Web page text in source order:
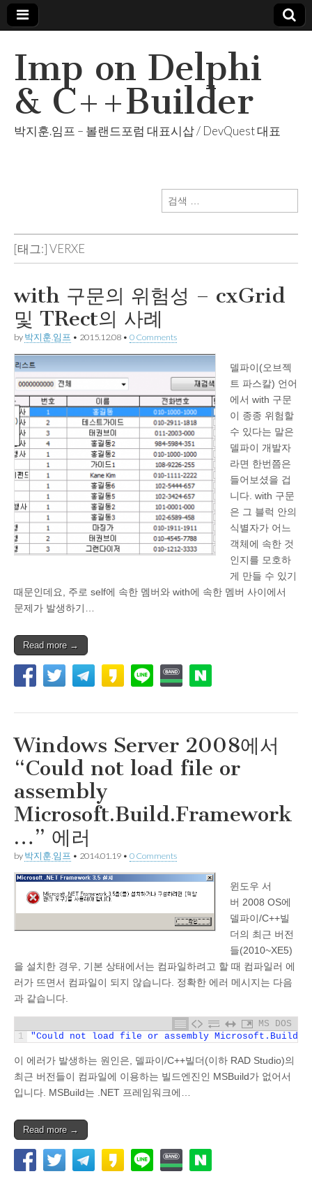
Imp on Delphi
& C++Builder
박지훈.임프 – 볼랜드포럼 대표시삽 / DevQuest 대표
검
색:
[태그:]VERXE
with 구문의 위험성 – cxGrid
및 TRect의 사례
by 박지훈.임프 • 2015.12.08 • 0 Comments
델파이(오브젝
트 파스칼) 언어
에서 with 구문
이 종종 위험할
수 있다는 말은
델파이 개발자
라면 한번쯤은
들어보셨을 겁
니다. with 구문
은 그 블럭 안의
식별자가 어느
객체에 속한 것
인지를 모호하
게 만들 수 있기
때문인데요, 주로 self에 속한 멤버와 with에 속한 멤버 사이에서
문제가 발생하기…
Read more →
Windows Server 2008에서
“Could not load file or
assembly
Microsoft.Build.Framework
…” 에러
by 박지훈.임프 • 2014.01.19 • 0 Comments
윈도우 서
버 2008 OS에
델파이/C++빌
더의 최근 버전
들(2010~XE5)
을 설치한 경우, 기본 상태에서는 컴파일하려고 할 때 컴파일러 에
러가 뜨면서 컴파일이 되지 않습니다. 정확한 에러 메시지는 다음
과 같습니다.
MS DOS
1
"Could not load file or assembly
이 에러가 발생하는 원인은, 델파이/C++빌더(이하 RAD Studio)의
최근 버전들이 컴파일에 이용하는 빌드엔진인 MSBuild가 없어서
입니다. MSBuild는 .NET 프레임워크에…
Read more →